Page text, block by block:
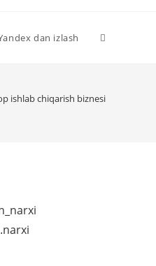
dan izlash
ishlab chiqarish biznesi